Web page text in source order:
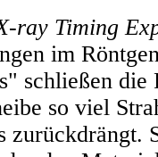
ray Timing
im
schließen die
so viel
zurückdrängt.